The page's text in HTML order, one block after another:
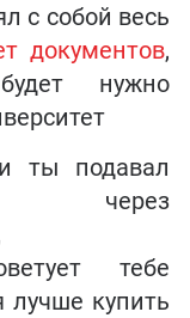
с собой весь
документов,
нужно
ты подавал
через
тебе
лучше купить